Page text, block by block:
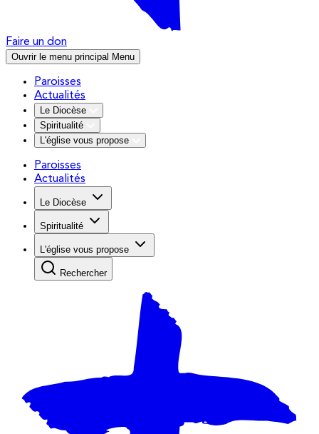
Faire un don
Ouvrir le menu principal Menu
Paroisses
Actualités
Le Diocèse
Spiritualité
L'église vous propose
Paroisses
Actualités
Le Diocèse
Spiritualité
L'église vous propose
Rechercher